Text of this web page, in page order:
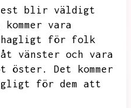
blir väldigt
kommer vara
för folk
vänster och vara
öster.
Det kommer
för dem att